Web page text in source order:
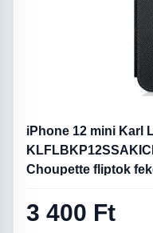
iPhone 12 mini Karl
Choupette fliptok
3 400 Ft